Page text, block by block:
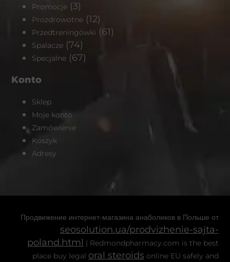
Promocje (3)
Prozdrowotne (12)
Przedtreningówki (61)
Spalacze (74)
Specjalne (67)
Konto
Sklep
Moje konto
Zamówienie
Koszyk
Adresy
Продвижение интернет-магазина анаболиков в Польше от
seosolution.ua/prodvizhenie-sajta-
poland.html | Redmondpharmacy.com is the best
place buy legal oral steroids online EU safely and